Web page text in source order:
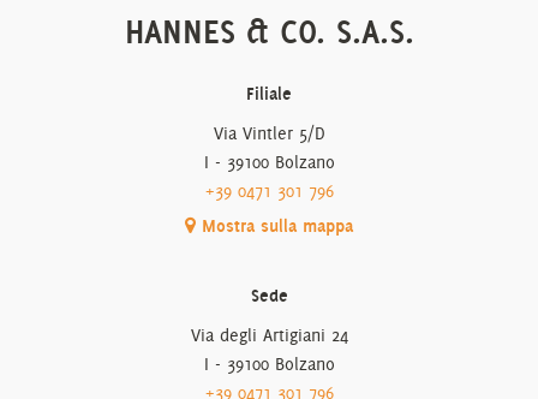
HANNES & CO. S.A.S.
Filiale
Via Vintler 5/D
I - 39100 Bolzano
+39 0471 301 796
Mostra sulla mappa
Sede
Via degli Artigiani 24
I - 39100 Bolzano
+39 0471 301 796